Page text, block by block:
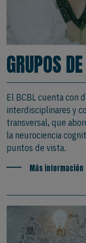
GRUPOS
El BCBL cuenta con
interdisciplinares y
transversal, que
la neurociencia
puntos de vista.
Más información